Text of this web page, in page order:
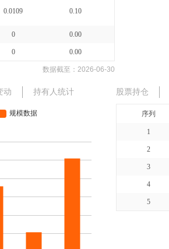
0.0109 0.10
0 0.00
0 0.00
数据截至： 2026-06-30
动 持有人统计 股票持仓
序列
1
2
3
4
5